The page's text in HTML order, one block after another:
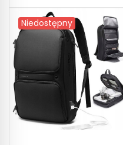
Niedostępny